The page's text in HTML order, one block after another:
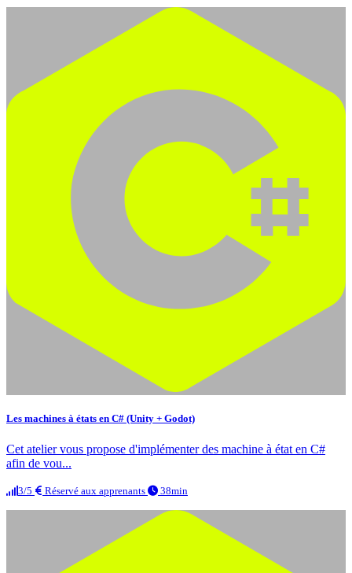
Les machines à états en C# (Unity + Godot)
Cet atelier vous propose d'implémenter des machine à état en C#
afin de vou...
3/5 Réservé aux apprenants 38min